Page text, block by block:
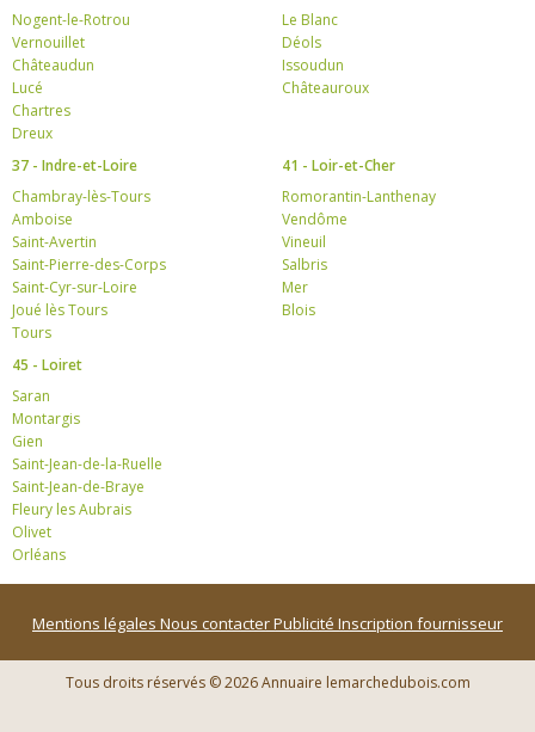
Nogent-le-Rotrou
Vernouillet
Châteaudun
Lucé
Chartres
Dreux
Le Blanc
Déols
Issoudun
Châteauroux
37 - Indre-et-Loire
Chambray-lès-Tours
Amboise
Saint-Avertin
Saint-Pierre-des-Corps
Saint-Cyr-sur-Loire
Joué lès Tours
Tours
41 - Loir-et-Cher
Romorantin-Lanthenay
Vendôme
Vineuil
Salbris
Mer
Blois
45 - Loiret
Saran
Montargis
Gien
Saint-Jean-de-la-Ruelle
Saint-Jean-de-Braye
Fleury les Aubrais
Olivet
Orléans
Mentions légales Nous contacterPublicité Inscription fournisseur
Tous droits réservés © 2026 Annuaire lemarchedubois.com